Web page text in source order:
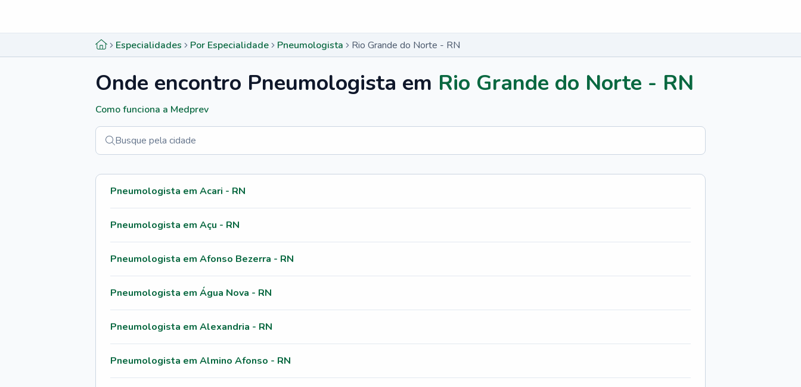
Especialidades Por Especialidade Pneumologista Rio Grande do Norte - RN
Onde encontro Pneumologista em Rio Grande do Norte - RN
Como funciona a Medprev
Menu lateral
Pneumologista em Acari - RN
Pneumologista em Açu - RN
Pneumologista em Afonso Bezerra - RN
Pneumologista em Água Nova - RN
Pneumologista em Alexandria - RN
Pneumologista em Almino Afonso - RN